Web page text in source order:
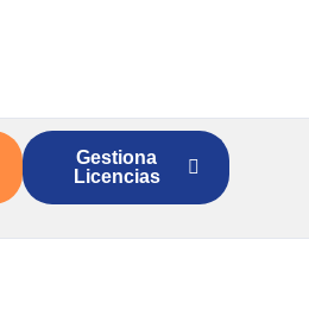
Gestiona
Licencias